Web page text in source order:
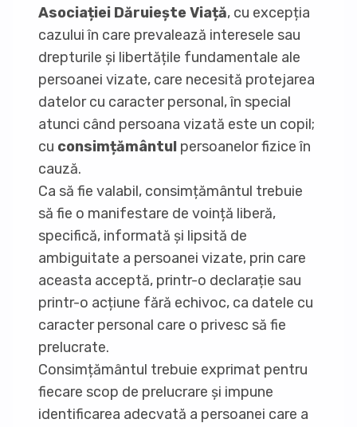
Asociației Dăruiește Viață, cu excepția
cazului în care prevalează interesele sau
drepturile și libertățile fundamentale ale
persoanei vizate, care necesită protejarea
datelor cu caracter personal, în special
atunci când persoana vizată este un copil;
cu consimțământul persoanelor fizice în
cauză.
Ca să fie valabil, consimțământul trebuie
să fie o manifestare de voință liberă,
specifică, informată și lipsită de
ambiguitate a persoanei vizate, prin care
aceasta acceptă, printr-o declarație sau
printr-o acțiune fără echivoc, ca datele cu
caracter personal care o privesc să fie
prelucrate.
Consimțământul trebuie exprimat pentru
fiecare scop de prelucrare și impune
identificarea adecvată a persoanei care a